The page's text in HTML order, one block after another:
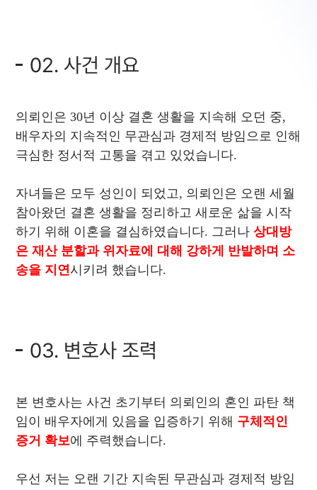
02. 사건 개요
의뢰인은 30년 이상 결혼 생활을 지속해 오던 중,
배우자의 지속적인 무관심과 경제적 방임으로 인해
극심한 정서적 고통을 겪고 있었습니다.
자녀들은 모두 성인이 되었고, 의뢰인은 오랜 세월
참아왔던 결혼 생활을 정리하고 새로운 삶을 시작
하기 위해 이혼을 결심하였습니다. 그러나상대방
은 재산 분할과 위자료에 대해 강하게 반발하며 소
송을 지연시키려 했습니다.
03. 변호사 조력
본 변호사는 사건 초기부터 의뢰인의 혼인 파탄 책
임이 배우자에게 있음을 입증하기 위해 구체적인
증거 확보에 주력했습니다.
우선 저는 오랜 기간 지속된 무관심과 경제적 방임